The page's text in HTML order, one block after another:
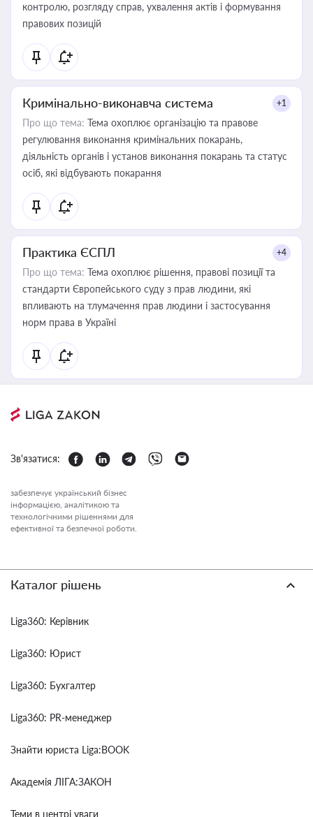
контролю, розгляду справ, ухвалення актів і формування
правових позицій
Кримінально-виконавча система +1
Про що тема: Тема охоплює організацію та правове
регулювання виконання кримінальних покарань,
діяльність органів і установ виконання покарань та статус
осіб, які відбувають покарання
Практика ЄСПЛ +4
Про що тема: Тема охоплює рішення, правові позиції та
стандарти Європейського суду з прав людини, які
впливають на тлумачення прав людини і застосування
норм права в Україні
Зв'язатися:
забезпечує український бізнес
інформацією, аналітикою та
технологічними рішеннями для
ефективної та безпечної роботи.
Каталог рішень
Liga360: Керівник
Liga360: Юрист
Liga360: Бухгалтер
Liga360: PR-менеджер
Знайти юриста Liga:BOOK
Академія ЛІГА:ЗАКОН
Теми в центрі уваги